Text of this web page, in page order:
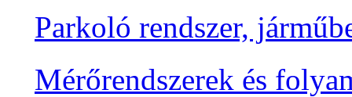
Parkoló rendszer,
Mérőrendszerek és